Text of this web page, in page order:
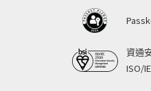
資通
ISO/